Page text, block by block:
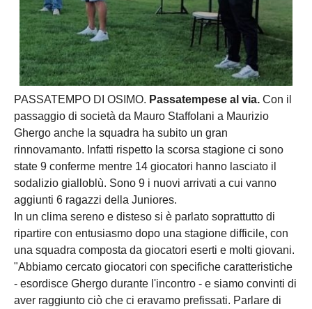
PASSATEMPO DI OSIMO. Passatempese al via. Con il
passaggio di società da Mauro Staffolani a Maurizio
Ghergo anche la squadra ha subito un gran
rinnovamanto. Infatti rispetto la scorsa stagione ci sono
state 9 conferme mentre 14 giocatori hanno lasciato il
sodalizio gialloblù. Sono 9 i nuovi arrivati a cui vanno
aggiunti 6 ragazzi della Juniores.
In un clima sereno e disteso si è parlato soprattutto di
ripartire con entusiasmo dopo una stagione difficile, con
una squadra composta da giocatori eserti e molti giovani.
"Abbiamo cercato giocatori con specifiche caratteristiche
- esordisce Ghergo durante l'incontro - e siamo convinti di
aver raggiunto ciò che ci eravamo prefissati. Parlare di